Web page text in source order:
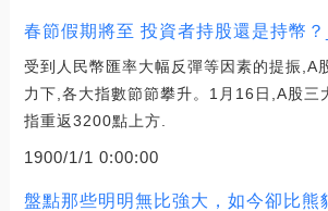
春節假期將至 投資者持股還是持幣
受到人民幣匯率大幅反彈等因素的提振,A
力下,各大指數節節攀升。1月16日,A股三
指重返3200點上方.
1900/1/1 0:00:00
盤點那些明明無比強大，如今卻比熊